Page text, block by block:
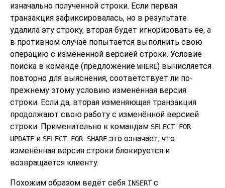
изначально полученной строки. Если первая
транзакция зафиксировалась, но в результате
удалила эту строку, вторая будет игнорировать её, а
в противном случае попытается выполнить свою
операцию с изменённой версией строки. Условие
поиска в команде (предложение WHERE) вычисляется
повторно для выяснения, соответствует ли по-
прежнему этому условию изменённая версия
строки. Если да, вторая изменяющая транзакция
продолжают свою работу с изменённой версией
строки. Применительно к командам SELECT FOR
UPDATE и SELECT FOR SHARE это означает, что
изменённая версия строки блокируется и
возвращается клиенту.
Похожим образом ведёт себя INSERTс